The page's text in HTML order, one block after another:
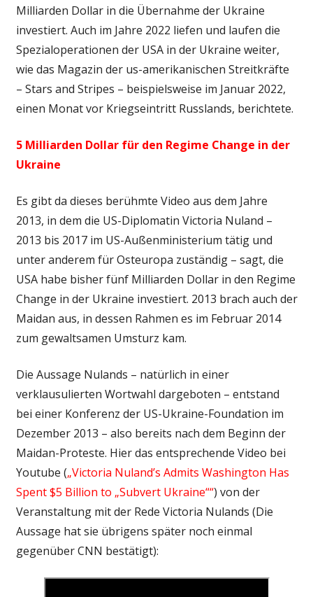
Milliarden Dollar in die Übernahme der Ukraine
investiert. Auch im Jahre 2022 liefen und laufen die
Spezialoperationen der USA in der Ukraine weiter,
wie das Magazin der us-amerikanischen Streitkräfte
– Stars and Stripes – beispielsweise im Januar 2022,
einen Monat vor Kriegseintritt Russlands, berichtete.
5 Milliarden Dollar für den Regime Change in der
Ukraine
Es gibt da dieses berühmte Video aus dem Jahre
2013, in dem die US-Diplomatin Victoria Nuland –
2013 bis 2017 im US-Außenministerium tätig und
unter anderem für Osteuropa zuständig – sagt, die
USA habe bisher fünf Milliarden Dollar in den Regime
Change in der Ukraine investiert. 2013 brach auch der
Maidan aus, in dessen Rahmen es im Februar 2014
zum gewaltsamen Umsturz kam.
Die Aussage Nulands – natürlich in einer
verklausulierten Wortwahl dargeboten – entstand
bei einer Konferenz der US-Ukraine-Foundation im
Dezember 2013 – also bereits nach dem Beginn der
Maidan-Proteste. Hier das entsprechende Video bei
Youtube („Victoria Nuland’s Admits Washington Has
Spent $5 Billion to „Subvert Ukraine““) von der
Veranstaltung mit der Rede Victoria Nulands (Die
Aussage hat sie übrigens später noch einmal
gegenüber CNN bestätigt):